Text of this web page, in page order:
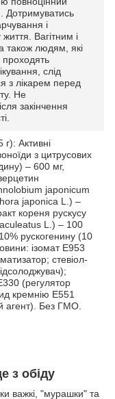
Дотримуватись
і
Вагітним і
також людям, які
слід
з лікарем перед
Не
закінчення
г): Активні
з цитрусових
– 600 мг,
japonicum
japonica L.) –
кореня рускусу
L.) – 100
рускогенину (10
ізомат E953
стевіол-
(регулятор
кремнію Е551
агент). Без ГМО.
з обіду
важкі, "мурашки" та